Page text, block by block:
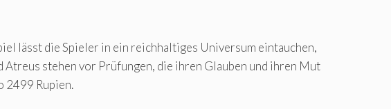
lässt die Spieler in ein reichhaltiges Universum eintauchen,
stehen vor Prüfungen, die ihren Glauben und ihren Mut
2499 Rupien.